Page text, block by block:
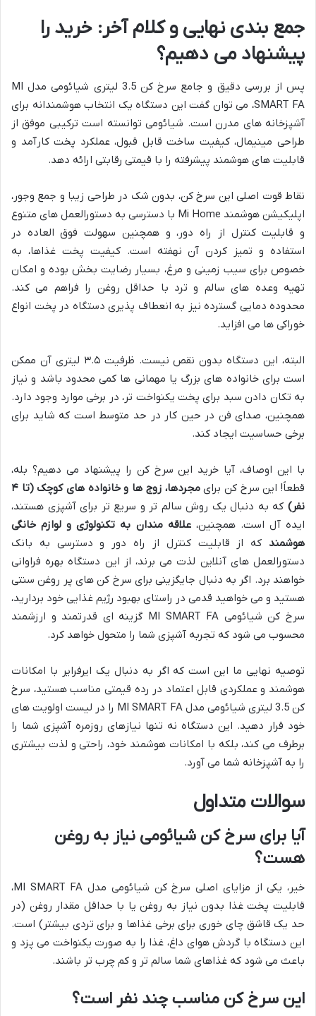
جمع بندی نهایی و کلام آخر: خرید را
پیشنهاد می دهیم؟
پس از بررسی دقیق و جامع سرخ کن 3.5 لیتری شیائومی مدل MI
SMART FA، می توان گفت این دستگاه یک انتخاب هوشمندانه برای
آشپزخانه های مدرن است. شیائومی توانسته است ترکیبی موفق از
طراحی مینیمال، کیفیت ساخت قابل قبول، عملکرد پخت کارآمد و
قابلیت های هوشمند پیشرفته را با قیمتی رقابتی ارائه دهد.
نقاط قوت اصلی این سرخ کن، بدون شک در طراحی زیبا و جمع وجور،
اپلیکیشن هوشمند Mi Home با دسترسی به دستورالعمل های متنوع
و قابلیت کنترل از راه دور، و همچنین سهولت فوق العاده در
استفاده و تمیز کردن آن نهفته است. کیفیت پخت غذاها، به
خصوص برای سیب زمینی و مرغ، بسیار رضایت بخش بوده و امکان
تهیه وعده های سالم و ترد با حداقل روغن را فراهم می کند.
محدوده دمایی گسترده نیز به انعطاف پذیری دستگاه در پخت انواع
خوراکی ها می افزاید.
البته، این دستگاه بدون نقص نیست. ظرفیت ۳.۵ لیتری آن ممکن
است برای خانواده های بزرگ یا مهمانی ها کمی محدود باشد و نیاز
به تکان دادن سبد برای پخت یکنواخت تر، در برخی موارد وجود دارد.
همچنین، صدای فن در حین کار در حد متوسط است که شاید برای
برخی حساسیت ایجاد کند.
با این اوصاف، آیا خرید این سرخ کن را پیشنهاد می دهیم؟ بله،
قطعاً! این سرخ کن برای
مجردها، زوج ها و خانواده های کوچک (تا ۴
نفر) که به دنبال یک روش سالم تر و سریع تر برای آشپزی هستند،
ایده آل است. همچنین،علاقه مندان به تکنولوژی و لوازم خانگی
هوشمند که از قابلیت کنترل از راه دور و دسترسی به بانک
دستورالعمل های آنلاین لذت می برند، از این دستگاه بهره فراوانی
خواهند برد. اگر به دنبال جایگزینی برای سرخ کن های پر روغن سنتی
هستید و می خواهید قدمی در راستای بهبود رژیم غذایی خود بردارید،
سرخ کن شیائومی MI SMART FA گزینه ای قدرتمند و ارزشمند
محسوب می شود که تجربه آشپزی شما را متحول خواهد کرد.
توصیه نهایی ما این است که اگر به دنبال یک ایرفرایر با امکانات
هوشمند و عملکردی قابل اعتماد در رده قیمتی مناسب هستید، سرخ
کن 3.5 لیتری شیائومی مدل MI SMART FA را در لیست اولویت های
خود قرار دهید. این دستگاه نه تنها نیازهای روزمره آشپزی شما را
برطرف می کند، بلکه با امکانات هوشمند خود، راحتی و لذت بیشتری
را به آشپزخانه شما می آورد.
سوالات متداول
آیا برای سرخ کن شیائومی نیاز به روغن
هست؟
خیر، یکی از مزایای اصلی سرخ کن شیائومی مدل MI SMART FA،
قابلیت پخت غذا بدون نیاز به روغن یا با حداقل مقدار روغن (در
حد یک قاشق چای خوری برای برخی غذاها و برای تردی بیشتر) است.
این دستگاه با گردش هوای داغ، غذا را به صورت یکنواخت می پزد و
باعث می شود که غذاهای شما سالم تر و کم چرب تر باشند.
این سرخ کن مناسب چند نفر است؟